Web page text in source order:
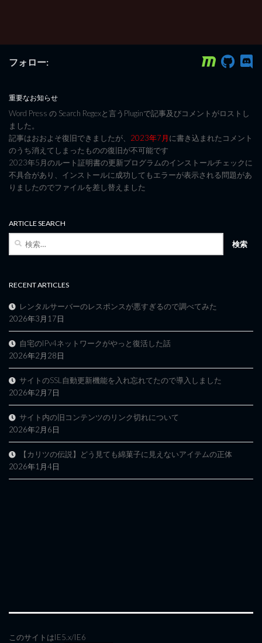
フォロー:
重要なお知らせ
Word Press の Search Regexと言うPluginで記事及びコメントがロストし
ました。
記事はおおよそ復旧できましたが、 2023年7月に書き込まれたコメント
のうち消えてしまったものの復旧が不可能です
2023年5月のルート証明書の更新プログラムのインストールチェックに
不具合があり、インストールに成功してもエラーが表示される問題があ
りましたのでファイルを差し替えました
ARTICLE SEARCH
検
RECENT ARTICLES
レンタルサーバーのレスポンスが悪すぎるので調べてみた
2026年3月17日
自宅のIPv4ネットワークがやっと復活した話
2026年2月28日
サイトのSSL自動更新機能を入れ忘れてたので導入しました
2026年2月7日
サイト内の旧コンテンツのリンク切れについて
2026年2月6日
【カリツの伝説】どう見ても綿菓子に見えないアイテムの正体
2026年1月4日
このサイトはIE5.x/IE6